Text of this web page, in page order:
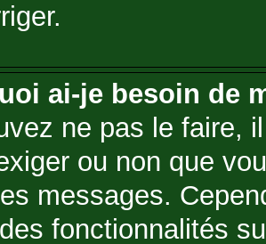
ai-je besoin de
ne pas le faire,
ou non que
messages.
fonctionnalités